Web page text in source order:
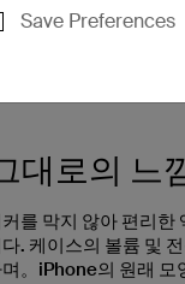
Save Preferences
코시스템과 완벽하게
대로의 느
를 막지 않아 편리한
. 케이스의 볼륨 및
。iPhone의 원래 모